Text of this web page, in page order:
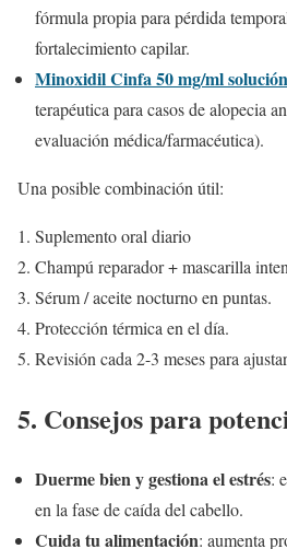
fórmula propia para pérdida
fortalecimiento capilar.
Minoxidil Cinfa 50 mg/ml
terapéutica para casos de alopecia
evaluación médica/farmacéutica).
Una posible combinación útil:
Suplemento oral diario
Champú reparador + mascarilla
Sérum / aceite nocturno en puntas.
Protección térmica en el día.
Revisión cada 2-3 meses para
5. Consejos para
Duerme bien y gestiona el estrés:
en la fase de caída del cabello.
Cuida tu alimentación: aumenta